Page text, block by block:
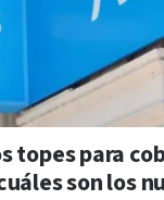
topes para
son los